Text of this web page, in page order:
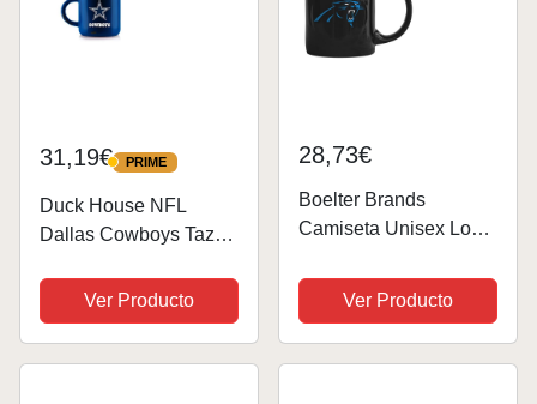
31,19€ PRIME
PRIME
Duck House NFL
Dallas Cowboys Taza
hueso, unisex, estilo
vintage, color azul, 12
onzas
Ver Producto
28,73€
Boelter Brands
Camiseta Unisex Logo
Rally Taza, Unisex,
Azul
Ver Producto